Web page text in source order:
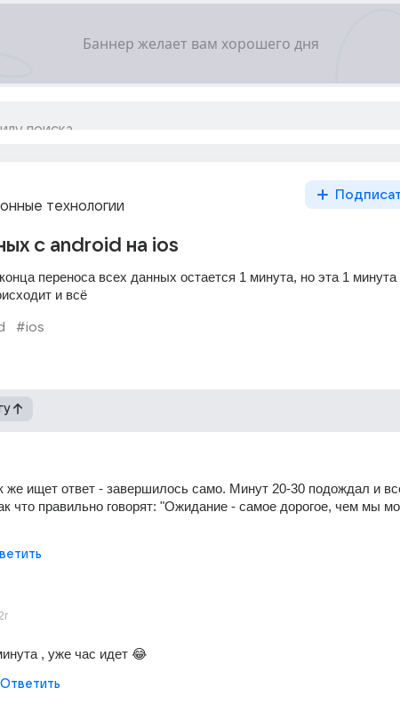
технологии
с android на ios
переноса всех данных остается 1 минута, но эта 1
и всё
#ios
же ищет ответ - завершилось само. Минут 20-30 подождал и
что правильно говорят: "Ожидание - самое дорогое, чем мы
, уже час идет 😂
Ответить